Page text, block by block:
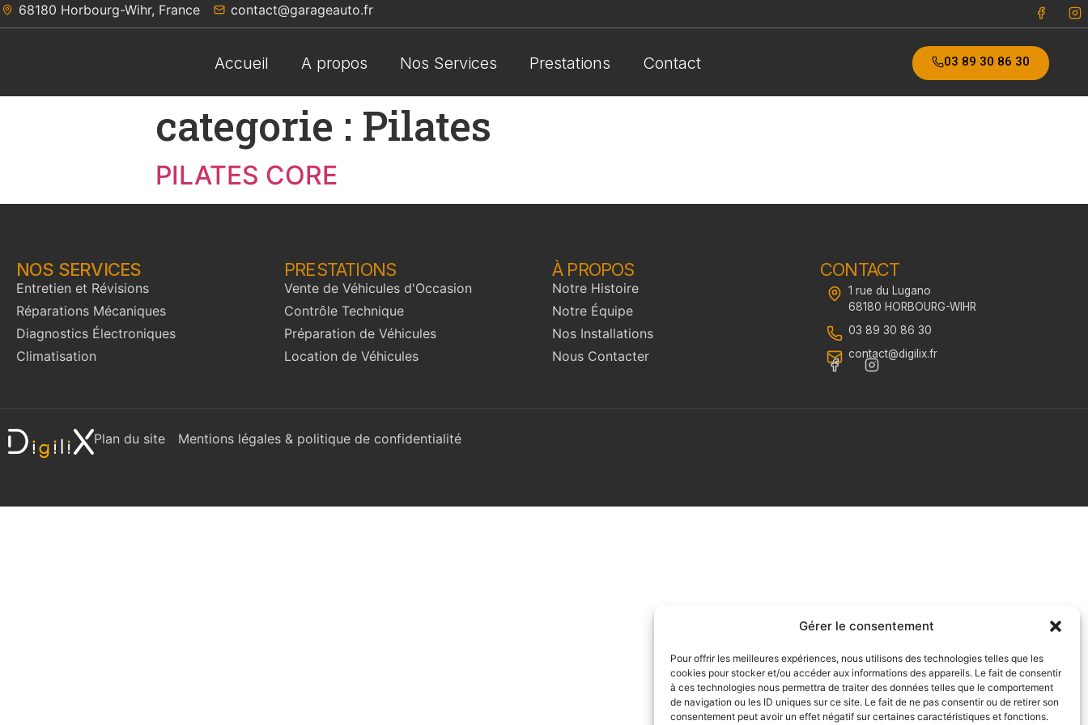
Gérer le consentement
Pour offrir les meilleures expériences, nous utilisons des technologies telles que les
cookies pour stocker et/ou accéder aux informations des appareils. Le fait de consentir
à ces technologies nous permettra de traiter des données telles que le comportement
de navigation ou les ID uniques sur ce site. Le fait de ne pas consentir ou de retirer son
consentement peut avoir un effet négatif sur certaines caractéristiques et fonctions.
68180 Horbourg-Wihr, France contact@garageauto.fr
Accueil A propos Nos Services Prestations Contact 03 89 30 86 30
68180 Horbourg-Wihr, France contact@garageauto.fr
Accueil A propos Nos Services Prestations Contact 03 89 30 86 30
categorie : Pilates
PILATES CORE
NOS SERVICES
Entretien et Révisions
Réparations Mécaniques
Diagnostics Électroniques
Climatisation
PRESTATIONS
Vente de Véhicules d'Occasion
Contrôle Technique
Préparation de Véhicules
Location de Véhicules
À PROPOS
Notre Histoire
Notre Équipe
Nos Installations
Nous Contacter
CONTACT
1 rue du Lugano
68180 HORBOURG-WIHR
03 89 30 86 30
contact@digilix.fr
Plan du site Mentions légales & politique de confidentialité